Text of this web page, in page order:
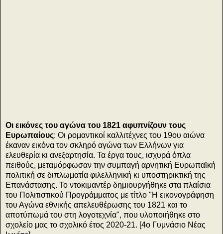
Οι εικόνες του αγώνα του 1821 αφυπνίζουν τους
Ευρωπαίους: Οι ρομαντικοί καλλιτέχνες του 19ου αιώνα
έκαναν εικόνα τον σκληρό αγώνα των Ελλήνων για
ελευθερία κι ανεξαρτησία. Τα έργα τους, ισχυρά όπλα
πειθούς, μεταμόρφωσαν την συμπαγή αρνητική Ευρωπαϊκή
πολιτική σε διπλωματία φιλελληνική κι υποστηρικτική της
Επανάστασης. Το ντοκιμαντέρ δημιουργήθηκε στα πλαίσια
του Πολιτιστικού Προγράμματος με τίτλο "Η εικονογράφηση
του Αγώνα εθνικής απελευθέρωσης του 1821 και το
αποτύπωμά του στη λογοτεχνία", που υλοποιήθηκε στο
σχολείο μας το σχολικό έτος 2020-21. [4ο Γυμνάσιο Νέας